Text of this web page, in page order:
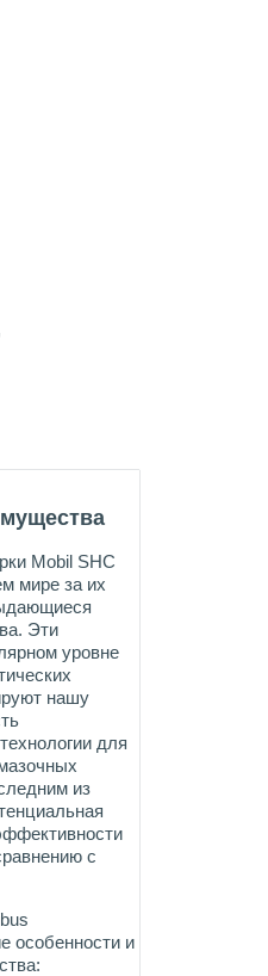
Mobil SHC
мире за их
Эти
уровне
нашу
для
из
с
особенности и